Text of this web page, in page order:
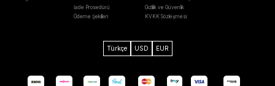
İade Prosedürü
Ödeme Şekilleri
Gizlilik ve Güvenlik
KVKK Sözleşmesi
Türkçe USD EUR